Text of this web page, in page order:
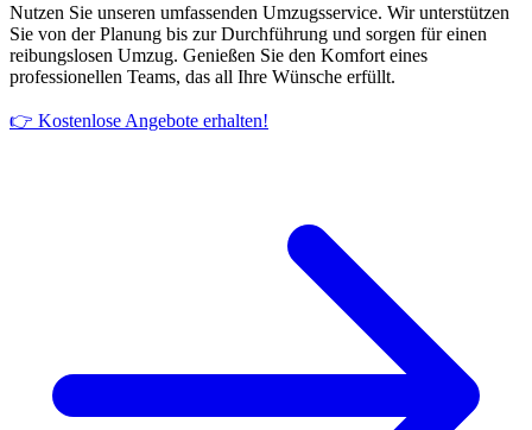
Nutzen Sie unseren umfassenden Umzugsservice. Wir unterstützen
Sie von der Planung bis zur Durchführung und sorgen für einen
reibungslosen Umzug. Genießen Sie den Komfort eines
professionellen Teams, das all Ihre Wünsche erfüllt.
👉 Kostenlose Angebote erhalten!